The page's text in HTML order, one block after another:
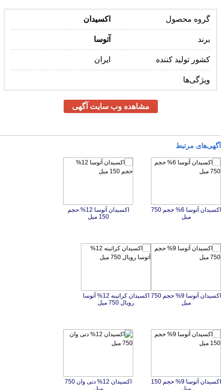
گروه محصول اکسیدان
برند آتوسا
کشور تولید کننده ایران
ویژگی‌ها
مشاهده وب سایت آگهی
آگهی‌های مرتبط
اکسیدان آتوسا 6% حجم 750
میل
اکسیدان آتوسا 12% حجم
150 میل
اکسیدان آتوسا 9% حجم 750
میل
اکسیدان کراتینه 12% آتوسا
رویال 750 میل
اکسیدان آتوسا 9% حجم 150
اکسیدان 12% دنی وان 750